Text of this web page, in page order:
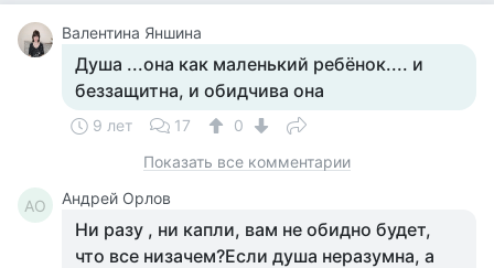
Валентина Яншина
Душа ...она как маленький ребёнок.... и
беззащитна, и обидчива она
9 лет 17
0
Показать все комментарии
АО Андрей Орлов
Ни разу , ни капли, вам не обидно будет,
что все низачем?Если душа неразумна, а